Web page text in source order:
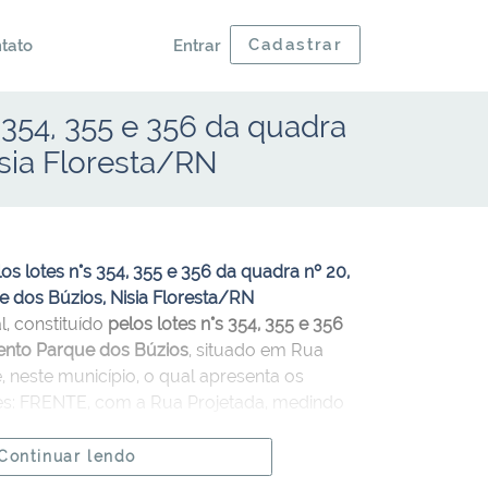
Entrar Cadastrar
355 e 356 da quadra
Floresta/RN
lotes n°s 354, 355 e 356 da quadra nº 20,
dos Búzios, Nisia Floresta/RN
constituído pelos lotes n°s 354, 355 e 356
Parque dos Búzios, situado em Rua
neste município, o qual apresenta os
FRENTE, com a Rua Projetada, medindo
lote n° 357, medindo 30,00 metros; LADO
medindo 30,00 metros.
lendo